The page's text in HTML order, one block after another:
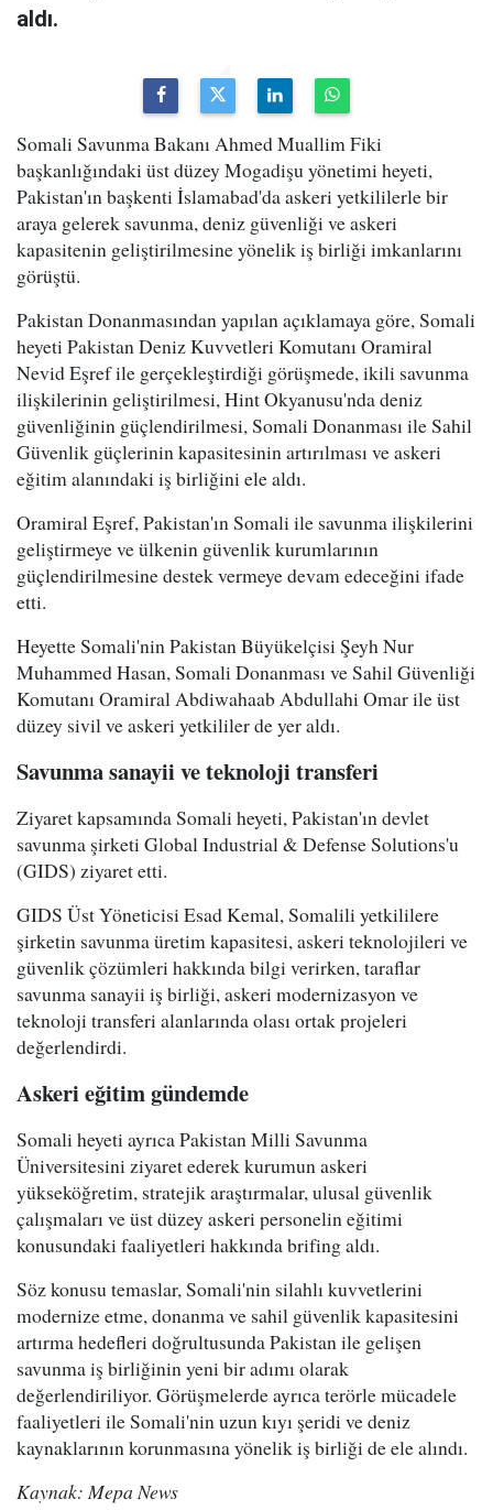
aldı.
Somali Savunma Bakanı Ahmed Muallim Fiki
başkanlığındaki üst düzey Mogadişu yönetimi heyeti,
Pakistan'ın başkenti İslamabad'da askeri yetkililerle bir
araya gelerek savunma, deniz güvenliği ve askeri
kapasitenin geliştirilmesine yönelik iş birliği imkanlarını
görüştü.
Pakistan Donanmasından yapılan açıklamaya göre, Somali
heyeti Pakistan Deniz Kuvvetleri Komutanı Oramiral
Nevid Eşref ile gerçekleştirdiği görüşmede, ikili savunma
ilişkilerinin geliştirilmesi, Hint Okyanusu'nda deniz
güvenliğinin güçlendirilmesi, Somali Donanması ile Sahil
Güvenlik güçlerinin kapasitesinin artırılması ve askeri
eğitim alanındaki iş birliğini ele aldı.
Oramiral Eşref, Pakistan'ın Somali ile savunma ilişkilerini
geliştirmeye ve ülkenin güvenlik kurumlarının
güçlendirilmesine destek vermeye devam edeceğini ifade
etti.
Heyette Somali'nin Pakistan Büyükelçisi Şeyh Nur
Muhammed Hasan, Somali Donanması ve Sahil Güvenliği
Komutanı Oramiral Abdiwahaab Abdullahi Omar ile üst
düzey sivil ve askeri yetkililer de yer aldı.
Savunma sanayii ve teknoloji transferi
Ziyaret kapsamında Somali heyeti, Pakistan'ın devlet
savunma şirketi Global Industrial & Defense Solutions'u
(GIDS) ziyaret etti.
GIDS Üst Yöneticisi Esad Kemal, Somalili yetkililere
şirketin savunma üretim kapasitesi, askeri teknolojileri ve
güvenlik çözümleri hakkında bilgi verirken, taraflar
savunma sanayii iş birliği, askeri modernizasyon ve
teknoloji transferi alanlarında olası ortak projeleri
değerlendirdi.
Askeri eğitim gündemde
Somali heyeti ayrıca Pakistan Milli Savunma
Üniversitesini ziyaret ederek kurumun askeri
yükseköğretim, stratejik araştırmalar, ulusal güvenlik
çalışmaları ve üst düzey askeri personelin eğitimi
konusundaki faaliyetleri hakkında brifing aldı.
Söz konusu temaslar, Somali'nin silahlı kuvvetlerini
modernize etme, donanma ve sahil güvenlik kapasitesini
artırma hedefleri doğrultusunda Pakistan ile gelişen
savunma iş birliğinin yeni bir adımı olarak
değerlendiriliyor. Görüşmelerde ayrıca terörle mücadele
faaliyetleri ile Somali'nin uzun kıyı şeridi ve deniz
kaynaklarının korunmasına yönelik iş birliği de ele alındı.
Kaynak: Mepa News